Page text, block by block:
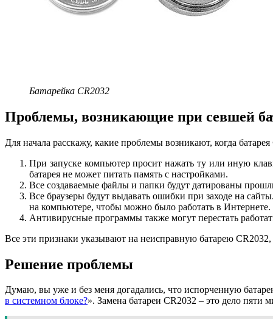
Батарейка CR2032
Проблемы, возникающие при севшей
Для начала расскажу, какие проблемы возникают, когда
При запуске компьютер просит нажать ту или иную
батарея не может питать память с настройками.
Все создаваемые файлы и папки будут датированы
Все браузеры будут выдавать ошибки при заходе на
на компьютере, чтобы можно было работать в Интернете.
Антивирусные программы также могут перестать
Все эти признаки указывают на неисправную батарею CR2032,
Решение проблемы
Думаю, вы уже и без меня догадались, что испорченную
в системном блоке?». Замена батареи CR2032 – это дело пяти